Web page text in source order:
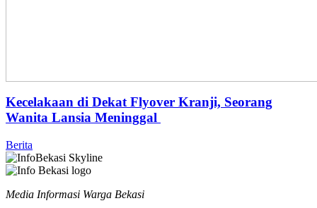
Kecelakaan di Dekat Flyover Kranji, Seorang
Wanita Lansia Meninggal
Berita
Media Informasi Warga Bekasi